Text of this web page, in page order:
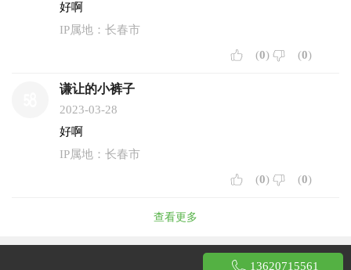
好啊
IP属地：长春市
(0) (0)
谦让的小裤子
2023-03-28
好啊
IP属地：长春市
(0) (0)
查看更多
13620715561